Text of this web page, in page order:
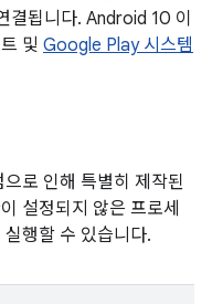
결됩니다. Android 10 이
및 Google Play 시스템
로 인해 특별히 제작된
설정되지 않은 프로세
행할 수 있습니다.